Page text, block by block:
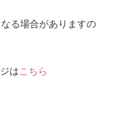
る場合がありますの
はこちら